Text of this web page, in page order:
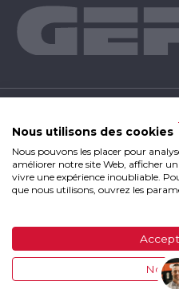
INFOS UTILES
GEFIX Group 2019 - Tous
légales | CGV
Nous utilisons des cookies
Nous pouvons les placer pour
améliorer notre site Web, afficher
vivre une expérience inoubliable.
que nous utilisons, ouvrez les
Non,